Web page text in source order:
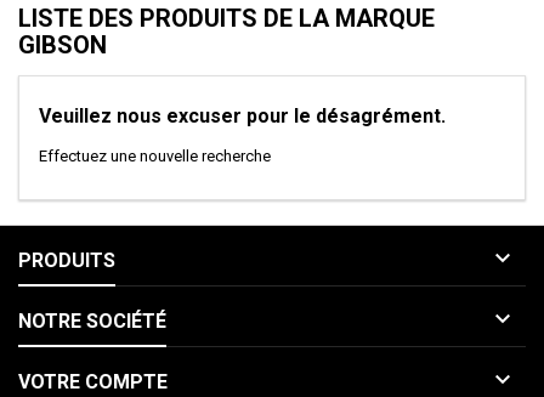
LISTE DES PRODUITS DE LA MARQUE
GIBSON
Veuillez nous excuser pour le désagrément.
Effectuez une nouvelle recherche
PRODUITS 
NOTRE SOCIÉTÉ 
VOTRE COMPTE 